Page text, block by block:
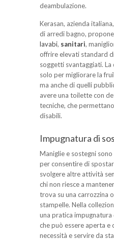
deambulazione.
Kerasan, azienda
di arredi bagno,
lavabi, sanitari,
offrire elevati standard
soggetti svantaggiati. La
solo per migliorare la
ma anche di quelli
avere una toilette con
tecniche, che permettano
disabili.
Impugnatura di
Maniglie e sostegni
per consentire di
svolgere altre attività
chi non riesce a
trova su una carrozzina
stampelle. Nella
una pratica
che può essere aperta e
necessità e servire da